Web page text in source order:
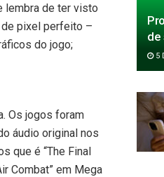
lembra de ter visto
pixel perfeito –
do jogo;
Os jogos foram
áudio original nos
que é “The Final
Combat” em Mega
de
5